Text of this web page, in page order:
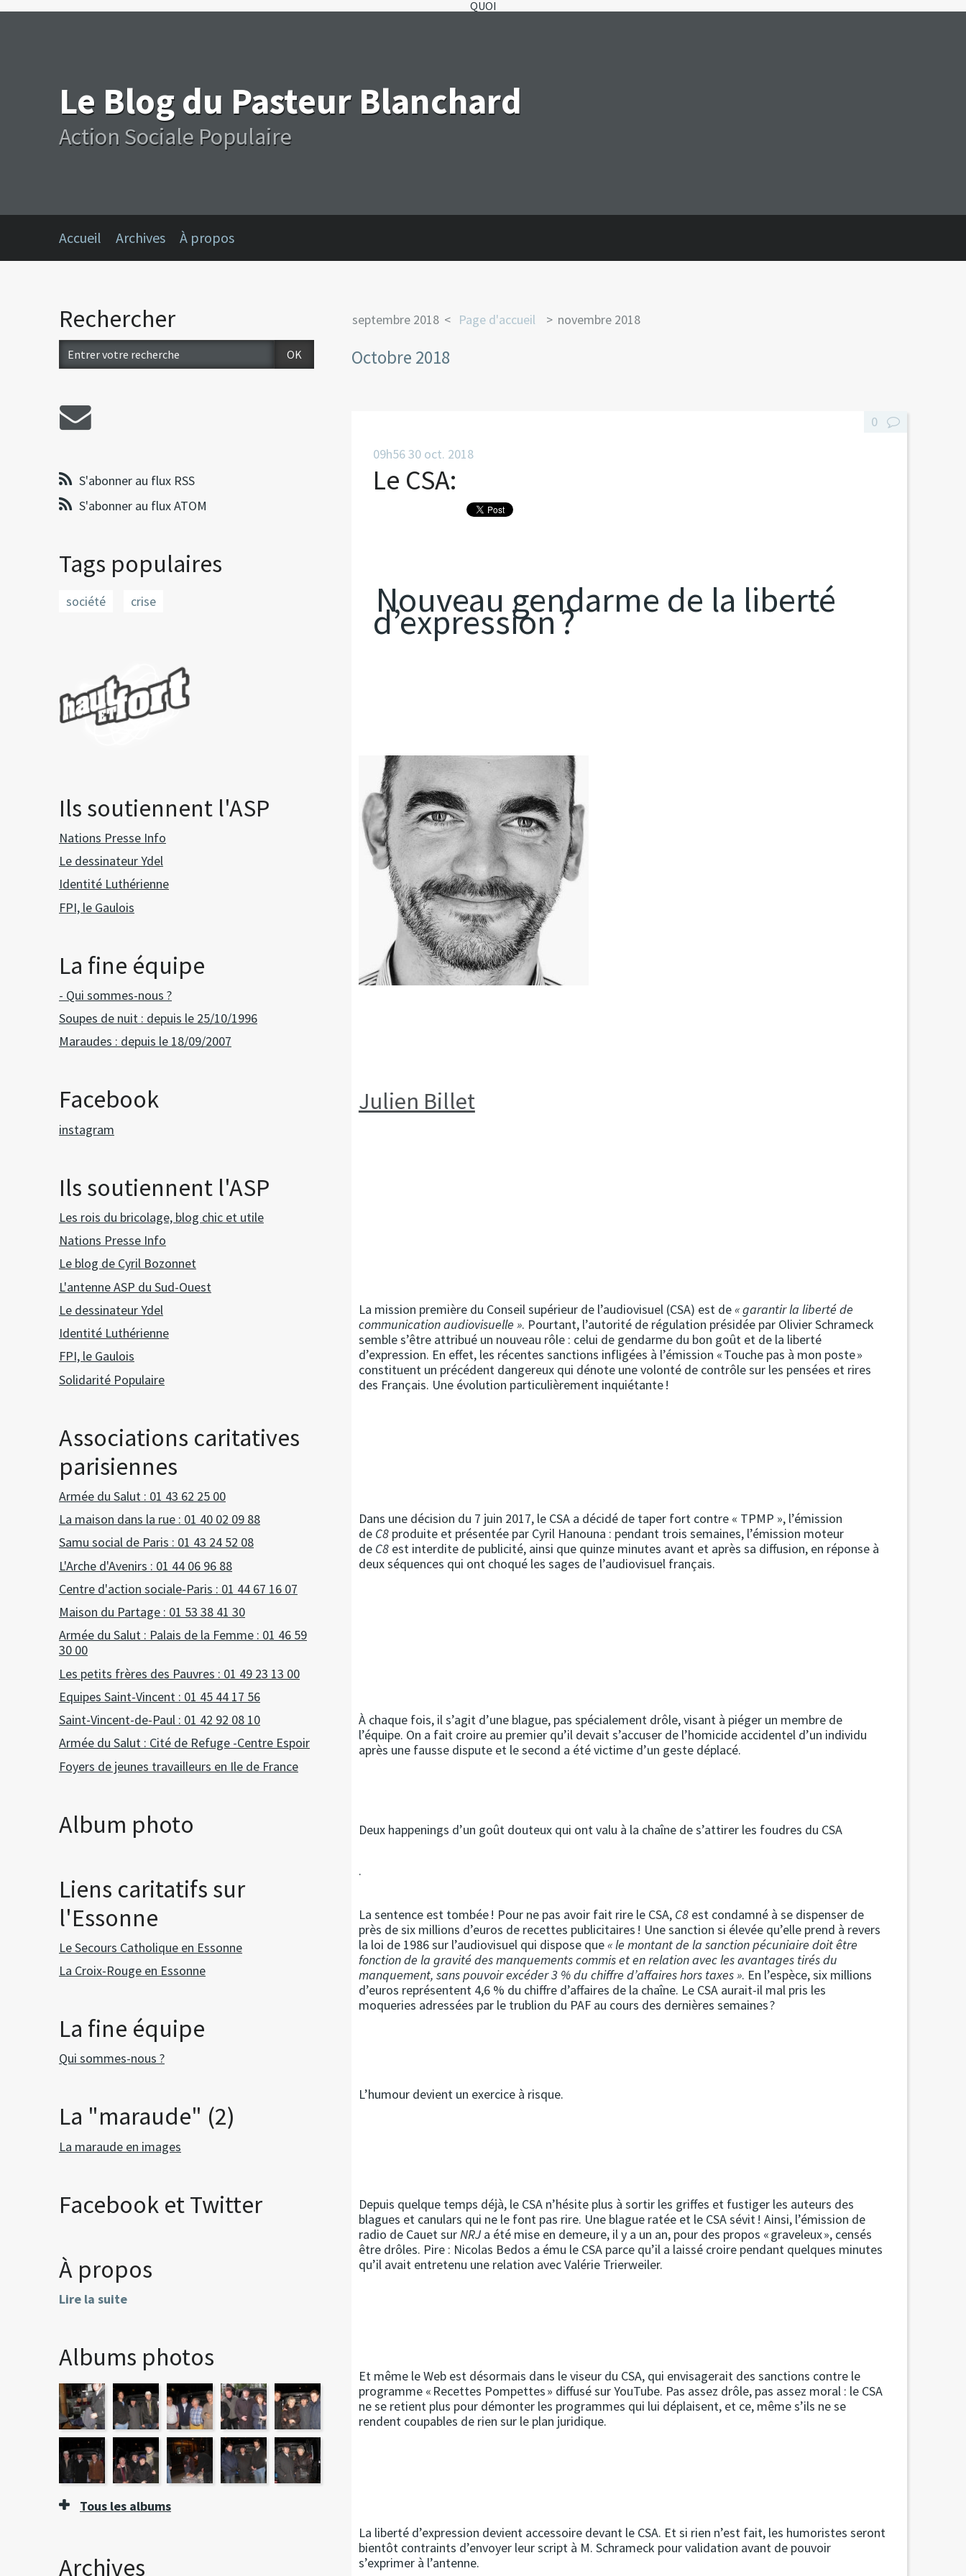
QUOI
Le Blog du Pasteur Blanchard
Action Sociale Populaire
Accueil Archives À propos
Rechercher
S'abonner au flux RSS
S'abonner au flux ATOM
Tags populaires
société crise
Ils soutiennent l'ASP
Nations Presse Info
Le dessinateur Ydel
Identité Luthérienne
FPI, le Gaulois
La fine équipe
- Qui sommes-nous ?
Soupes de nuit : depuis le 25/10/1996
Maraudes : depuis le 18/09/2007
Facebook
instagram
Ils soutiennent l'ASP
Les rois du bricolage, blog chic et utile
Nations Presse Info
Le blog de Cyril Bozonnet
L'antenne ASP du Sud-Ouest
Le dessinateur Ydel
Identité Luthérienne
FPI, le Gaulois
Solidarité Populaire
Associations caritatives
parisiennes
Armée du Salut : 01 43 62 25 00
La maison dans la rue : 01 40 02 09 88
Samu social de Paris : 01 43 24 52 08
L'Arche d'Avenirs : 01 44 06 96 88
Centre d'action sociale-Paris : 01 44 67 16 07
Maison du Partage : 01 53 38 41 30
Armée du Salut : Palais de la Femme : 01 46 59
30 00
Les petits frères des Pauvres : 01 49 23 13 00
Equipes Saint-Vincent : 01 45 44 17 56
Saint-Vincent-de-Paul : 01 42 92 08 10
Armée du Salut : Cité de Refuge -Centre Espoir
Foyers de jeunes travailleurs en Ile de France
Album photo
Liens caritatifs sur
l'Essonne
Le Secours Catholique en Essonne
La Croix-Rouge en Essonne
La fine équipe
Qui sommes-nous ?
La "maraude" (2)
La maraude en images
Facebook et Twitter
À propos
Lire la suite
Albums photos
Tous les albums
Archives
septembre 2018 Page d'accueil novembre 2018
Octobre 2018
09h5630 oct. 2018
Le CSA:
Nouveau gendarme de la liberté
d’expression ?
Julien Billet
La mission première du Conseil supérieur de l’audiovisuel (CSA) est de« garantir la liberté de
communication audiovisuelle ». Pourtant, l’autorité de régulation présidée par Olivier Schrameck
semble s’être attribué un nouveau rôle : celui de gendarme du bon goût et de la liberté
d’expression. En effet, les récentes sanctions infligées à l’émission « Touche pas à mon poste »
constituent un précédent dangereux qui dénote une volonté de contrôle sur les pensées et rires
des Français. Une évolution particulièrement inquiétante !
Dans une décision du 7 juin 2017, le CSA a décidé de taper fort contre « TPMP », l’émission
de C8produite et présentée par Cyril Hanouna : pendant trois semaines, l’émission moteur
de C8est interdite de publicité, ainsi que quinze minutes avant et après sa diffusion, en réponse à
deux séquences qui ont choqué les sages de l’audiovisuel français.
À chaque fois, il s’agit d’une blague, pas spécialement drôle, visant à piéger un membre de
l’équipe. On a fait croire au premier qu’il devait s’accuser de l’homicide accidentel d’un individu
après une fausse dispute et le second a été victime d’un geste déplacé.
Deux happenings d’un goût douteux qui ont valu à la chaîne de s’attirer les foudres du CSA
.
La sentence est tombée ! Pour ne pas avoir fait rire le CSA, C8est condamné à se dispenser de
près de six millions d’euros de recettes publicitaires ! Une sanction si élevée qu’elle prend à revers
la loi de 1986 sur l’audiovisuel qui dispose que« le montant de la sanction pécuniaire doit être
fonction de la gravité des manquements commis et en relation avec les avantages tirés du
manquement, sans pouvoir excéder 3 % du chiffre d’affaires hors taxes ». En l’espèce, six millions
d’euros représentent 4,6 % du chiffre d’affaires de la chaîne. Le CSA aurait-il mal pris les
moqueries adressées par le trublion du PAF au cours des dernières semaines ?
L’humour devient un exercice à risque.
Depuis quelque temps déjà, le CSA n’hésite plus à sortir les griffes et fustiger les auteurs des
blagues et canulars qui ne le font pas rire. Une blague ratée et le CSA sévit ! Ainsi, l’émission de
radio de Cauet surNRJa été mise en demeure, il y a un an, pour des propos « graveleux », censés
être drôles. Pire : Nicolas Bedos a ému le CSA parce qu’il a laissé croire pendant quelques minutes
qu’il avait entretenu une relation avec Valérie Trierweiler.
Et même le Web est désormais dans le viseur du CSA, qui envisagerait des sanctions contre le
programme « Recettes Pompettes » diffusé sur YouTube. Pas assez drôle, pas assez moral : le CSA
ne se retient plus pour démonter les programmes qui lui déplaisent, et ce, même s’ils ne se
rendent coupables de rien sur le plan juridique.
La liberté d’expression devient accessoire devant le CSA. Et si rien n’est fait, les humoristes seront
bientôt contraints d’envoyer leur script à M. Schrameck pour validation avant de pouvoir
s’exprimer à l’antenne.
0